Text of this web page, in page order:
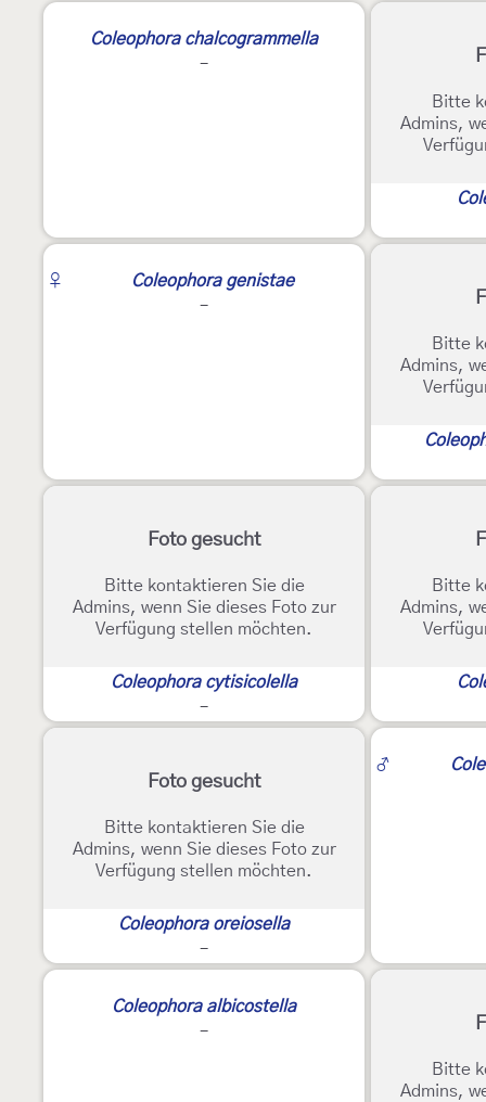
Coleophora chalcogrammella
-
Bitte
Admins,
♀ Coleophora genistae
-
Bitte
Admins,
Foto gesucht
Bitte kontaktieren Sie die
Admins, wenn Sie dieses Foto zur
Verfügung stellen möchten.
Coleophora cytisicolella
-
Bitte
Admins,
Foto gesucht
Bitte kontaktieren Sie die
Admins, wenn Sie dieses Foto zur
Verfügung stellen möchten.
Coleophora oreiosella
-
♂
Coleophora albicostella
-
Bitte
Admins,